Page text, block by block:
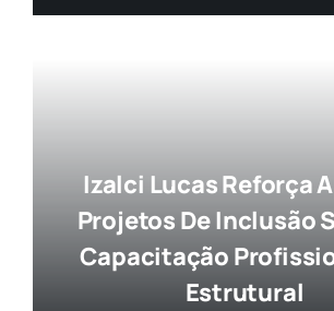
Izalci Lucas Reforça
Projetos De Inclusão
Capacitação
Estrutural